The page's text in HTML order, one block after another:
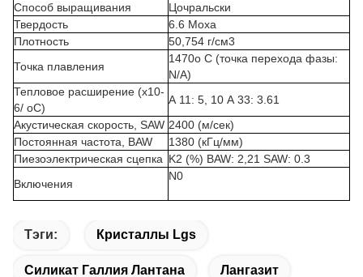
Способ выращивания
Цочральски
Твердость
6.6 Моха
Плотность
50,754 г/см3
Точка плавления
1470o C (точка перехода фазы:
N/A)
Тепловое расширение (x10-
6/ oC)
А 11: 5, 10 А 33: 3.61
Акустическая скорость, SAW 2400 (м/сек)
Постоянная частота, BAW
1380 (кГц/мм)
Пиезоэлектрическая сцепка K2 (%) BAW: 2,21 SAW: 0.3
Включения
N0
Тэги: Кристаллы Lgs
Силикат Галлия Лантана Лангазит